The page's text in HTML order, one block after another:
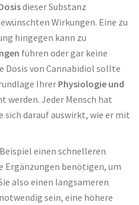
dieser Substanz
Wirkungen. Eine zu
hingegen kann zu
führen oder gar keine
Dosis von Cannabidiol sollte
Ihrer Physiologie und
werden. Jeder Mensch hat
darauf auswirkt, wie er mit
einen schnelleren
Ergänzungen benötigen, um
also einen langsameren
sein, eine höhere